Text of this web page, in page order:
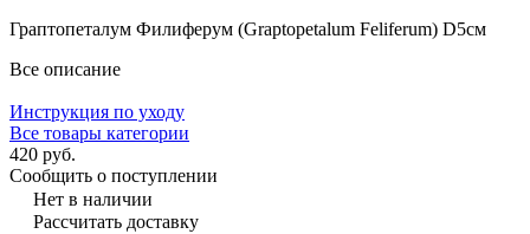
Граптопеталум Филиферум (Graptopetalum Feliferum) D5см
Все описание
Инструкция по уходу
Все товары категории
420 руб.
Сообщить о поступлении
Нет в наличии
Рассчитать доставку